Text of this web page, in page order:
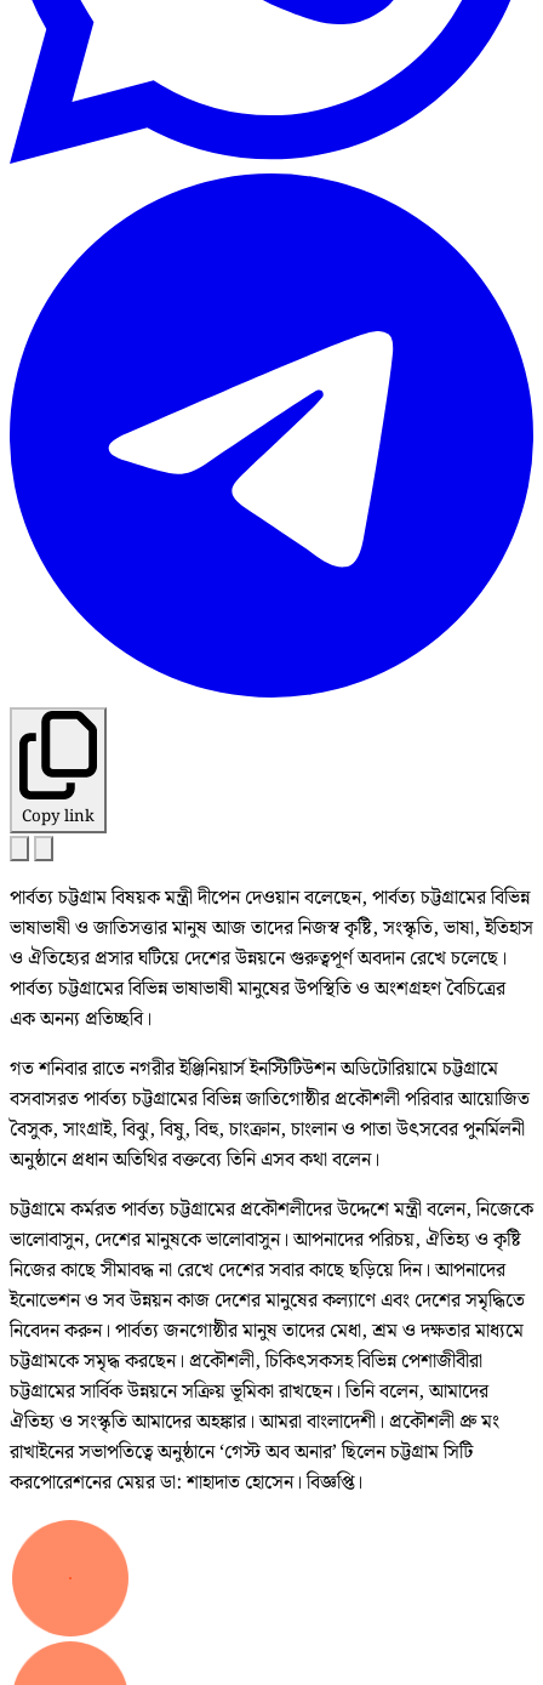
Copy link
পার্বত্য চট্টগ্রাম বিষয়ক মন্ত্রী দীপেন দেওয়ান বলেছেন, পার্বত্য চট্টগ্রামের বিভিন্ন
ভাষাভাষী ও জাতিসত্তার মানুষ আজ তাদের নিজস্ব কৃষ্টি, সংস্কৃতি, ভাষা, ইতিহাস
ও ঐতিহ্যের প্রসার ঘটিয়ে দেশের উন্নয়নে গুরুত্বপূর্ণ অবদান রেখে চলেছে।
পার্বত্য চট্টগ্রামের বিভিন্ন ভাষাভাষী মানুষের উপস্থিতি ও অংশগ্রহণ বৈচিত্রের
এক অনন্য প্রতিচ্ছবি।
গত শনিবার রাতে নগরীর ইঞ্জিনিয়ার্স ইনস্টিটিউশন অডিটোরিয়ামে চট্টগ্রামে
বসবাসরত পার্বত্য চট্টগ্রামের বিভিন্ন জাতিগোষ্ঠীর প্রকৌশলী পরিবার আয়োজিত
বৈসুক, সাংগ্রাই, বিঝু, বিষু, বিহু, চাংক্রান, চাংলান ও পাতা উৎসবের পুনর্মিলনী
অনুষ্ঠানে প্রধান অতিথির বক্তব্যে তিনি এসব কথা বলেন।
চট্টগ্রামে কর্মরত পার্বত্য চট্টগ্রামের প্রকৌশলীদের উদ্দেশে মন্ত্রী বলেন, নিজেকে
ভালোবাসুন, দেশের মানুষকে ভালোবাসুন। আপনাদের পরিচয়, ঐতিহ্য ও কৃষ্টি
নিজের কাছে সীমাবদ্ধ না রেখে দেশের সবার কাছে ছড়িয়ে দিন। আপনাদের
ইনোভেশন ও সব উন্নয়ন কাজ দেশের মানুষের কল্যাণে এবং দেশের সমৃদ্ধিতে
নিবেদন করুন। পার্বত্য জনগোষ্ঠীর মানুষ তাদের মেধা, শ্রম ও দক্ষতার মাধ্যমে
চট্টগ্রামকে সমৃদ্ধ করছেন। প্রকৌশলী, চিকিৎসকসহ বিভিন্ন পেশাজীবীরা
চট্টগ্রামের সার্বিক উন্নয়নে সক্রিয় ভূমিকা রাখছেন। তিনি বলেন, আমাদের
ঐতিহ্য ও সংস্কৃতি আমাদের অহঙ্কার। আমরা বাংলাদেশী। প্রকৌশলী প্রু মং
রাখাইনের সভাপতিত্বে অনুষ্ঠানে ‘গেস্ট অব অনার’ ছিলেন চট্টগ্রাম সিটি
করপোরেশনের মেয়র ডা: শাহাদাত হোসেন। বিজ্ঞপ্তি।